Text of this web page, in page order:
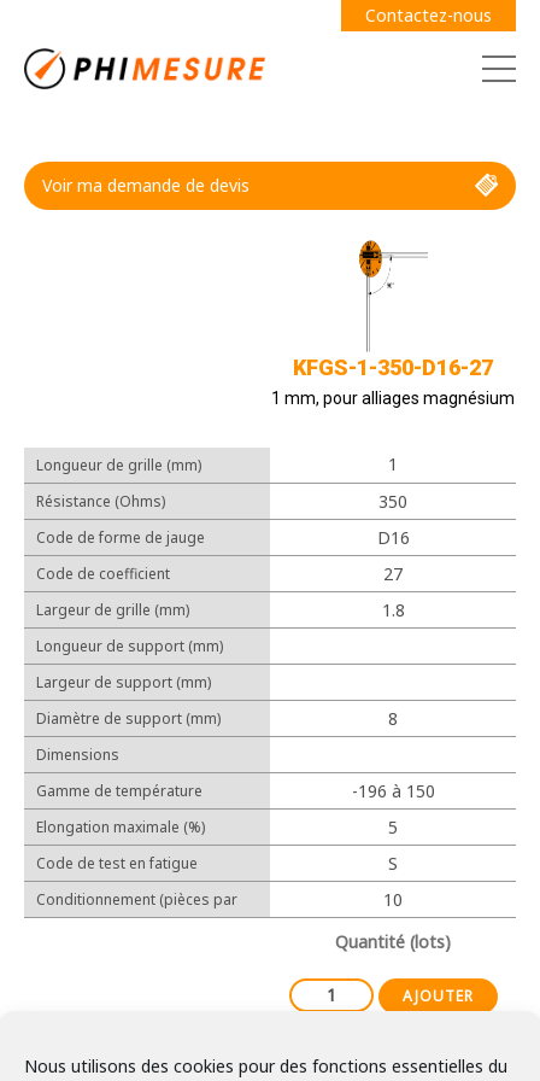
Nous utilisons des cookies pour des fonctions essentielles du
Outillage manuel
Outillage électrique
Réalisations
Contactez-nous
Voir ma demande de devis
Longueur de grille (mm)
Résistance (Ohms)
Code de forme de jauge
Code de coefficient
d'allongement linéaire (10-6/℃)
Largeur de grille (mm)
Longueur de support (mm)
Largeur de support (mm)
Diamètre de support (mm)
Dimensions
Gamme de température
d'utilisation
Elongation maximale (%)
Code de test en fatigue
Conditionnement (pièces par
lot)
KFGS-1-350-D16-27
1 mm, pour alliages magnésium
Quantité (lots)
AJOUTER
1
350
D16
27
1.8
8
-196 à 150
5
S
10